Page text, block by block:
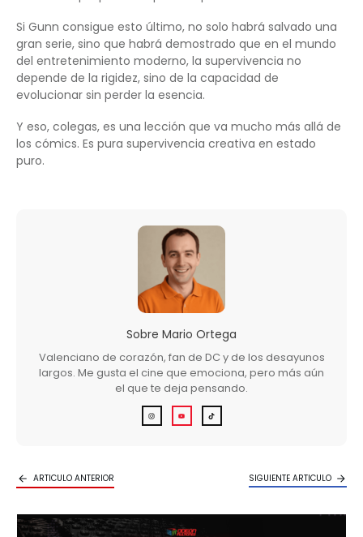
Si Gunn consigue esto último, no solo habrá salvado una
gran serie, sino que habrá demostrado que en el mundo
del entretenimiento moderno, la supervivencia no
depende de la rigidez, sino de la capacidad de
evolucionar sin perder la esencia.
Y eso, colegas, es una lección que va mucho más allá de
los cómics. Es pura supervivencia creativa en estado
puro.
Sobre Mario Ortega
Valenciano de corazón, fan de DC y de los desayunos
largos. Me gusta el cine que emociona, pero más aún
el que te deja pensando.
ARTICULO ANTERIOR SIGUIENTE ARTICULO